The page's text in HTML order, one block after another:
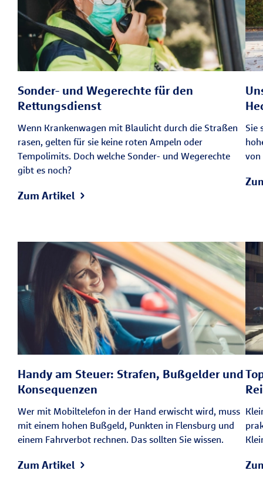
Sonder- und Wegerechte für den
Rettungsdienst
Wenn Krankenwagen mit Blaulicht durch die Straßen
rasen, gelten für sie keine roten Ampeln oder
Tempolimits. Doch welche Sonder- und Wegerechte
gibt es noch?
Zum Artikel
Sie
von
Handy am Steuer: Strafen, Bußgelder und
Konsequenzen
Wer mit Mobiltelefon in der Hand erwischt wird, muss
mit einem hohen Bußgeld, Punkten in Flensburg und
einem Fahrverbot rechnen. Das sollten Sie wissen.
Zum Artikel